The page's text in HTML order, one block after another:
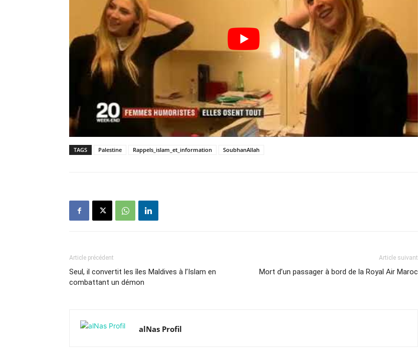
TAGS Palestine Rappels_islam_et_information SoubhanAllah
Article précédent
Seul, il convertit les îles Maldives à l’Islam en
combattant un démon
Article suivant
Mort d’un passager à bord de la Royal Air Maroc
alNas Profil